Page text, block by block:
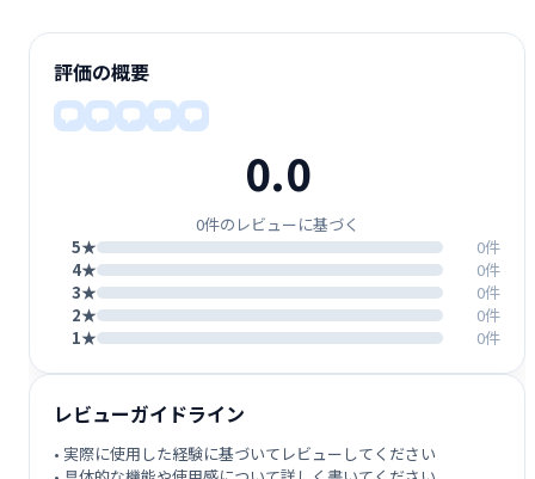
評価の概要
0.0
0件のレビューに基づく
5★
0件
4★
0件
3★
0件
2★
0件
1★
0件
レビューガイドライン
• 実際に使用した経験に基づいてレビューしてください